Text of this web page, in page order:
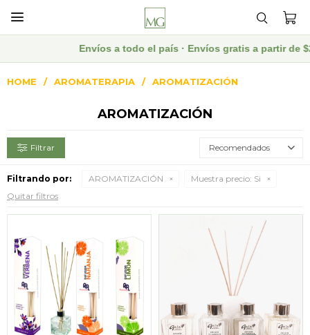

Envíos a todo el país · Envíos gratis a partir de
HOME AROMATERAPIA AROMATIZACIÓN
AROMATIZACIÓN
Recomendados
Filtrando por: AROMATIZACIÓN Muestra precio: Si
Quitar filtros